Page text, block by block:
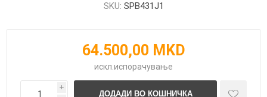
SKU: SPB431J1
64.500,00 MKD
искл. испорачување
i